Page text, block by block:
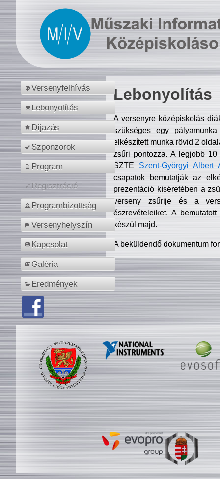
Versenyfelhívás
Lebonyolítás
Díjazás
Szponzorok
Program
Regisztráció
Programbizottság
Versenyhelyszín
Kapcsolat
Galéria
Eredmények
Lebonyolítás
A versenyre középiskolás
szükséges egy
elkészített munka rövid 2
zsűri pontozza. A legjobb
SZTE Szent-Györgyi Albert
csapatok bemutatják az
prezentáció kíséretében a
verseny zsűrije és a
észrevételeiket. A
készül majd.
A beküldendő dokumentum